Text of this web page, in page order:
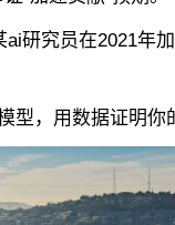
究员在2021年
，用数据证明你